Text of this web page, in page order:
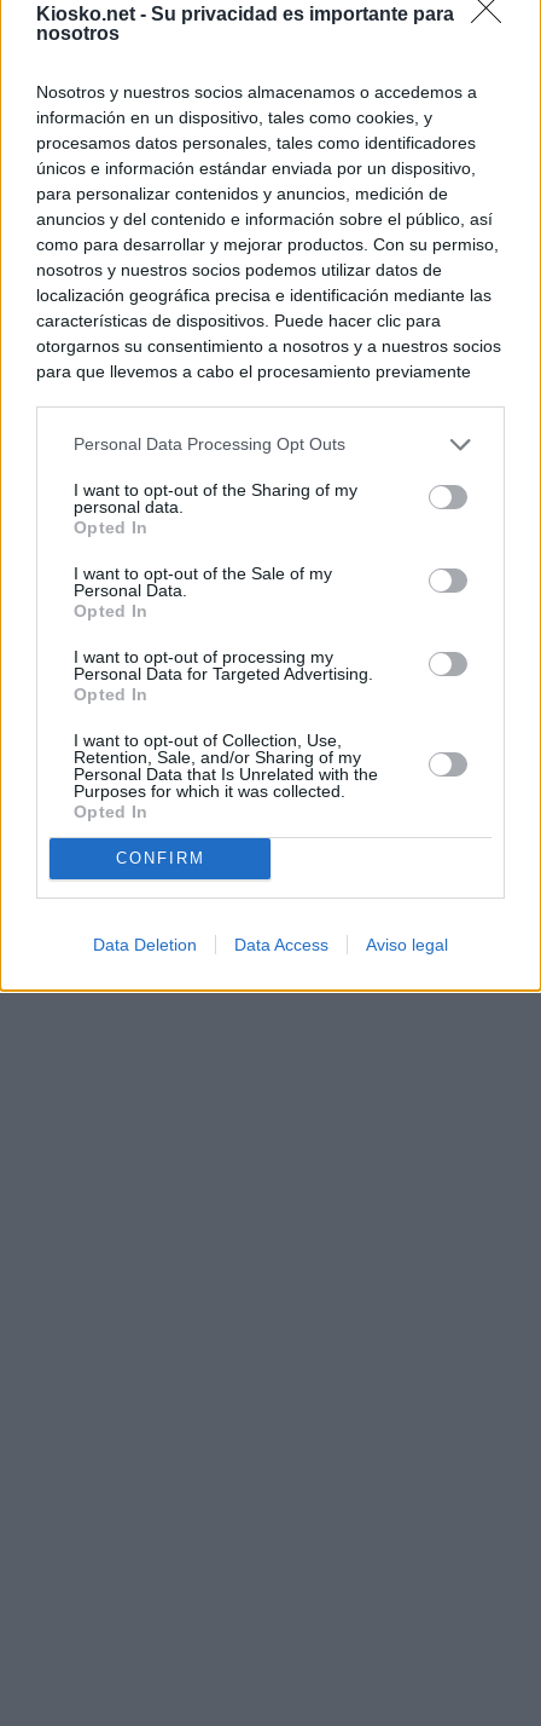
Kiosko.net - Su privacidad es importante para
nosotros
Nosotros y nuestros socios almacenamos o accedemos a
información en un dispositivo, tales como cookies, y
procesamos datos personales, tales como identificadores
únicos e información estándar enviada por un dispositivo,
para personalizar contenidos y anuncios, medición de
anuncios y del contenido e información sobre el público, así
como para desarrollar y mejorar productos. Con su permiso,
nosotros y nuestros socios podemos utilizar datos de
localización geográfica precisa e identificación mediante las
características de dispositivos. Puede hacer clic para
otorgarnos su consentimiento a nosotros y a nuestros socios
para que llevemos a cabo el procesamiento previamente
negar su consentimiento. Tenga en cuenta que algún
de su consentimiento, pero usted tiene el derecho de
rechazar tal procesamiento. Sus preferencias se aplicarán
cualquier momento entrando de nuevo en este sitio web o
visitando nuestra política de privacidad.
Personal Data Processing Opt Outs
I want to opt-out of the Sharing of my
personal data.
Opted In
I want to opt-out of the Sale of my
Personal Data.
Opted In
I want to opt-out of processing my
Personal Data for Targeted Advertising.
Opted In
I want to opt-out of Collection, Use,
Retention, Sale, and/or Sharing of my
Personal Data that Is Unrelated with the
Purposes for which it was collected.
Opted In
CONFIRM
Data Deletion Data Access Aviso legal